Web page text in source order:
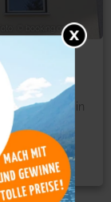
Foto: © booking.com
Str. 2
begrüßt Sie in
15